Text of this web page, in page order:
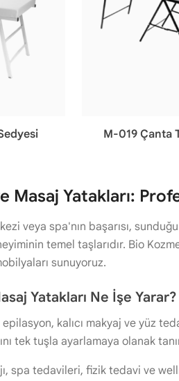
M-019 Çanta
Masaj Yatakları:
veya spa'nın başarısı,
temel taşlarıdır. Bio
sunuyoruz.
Yatakları Ne İşe Yarar?
epilasyon, kalıcı makyaj ve
tek tuşla ayarlamaya olanak
spa tedavileri, fizik tedavi ve